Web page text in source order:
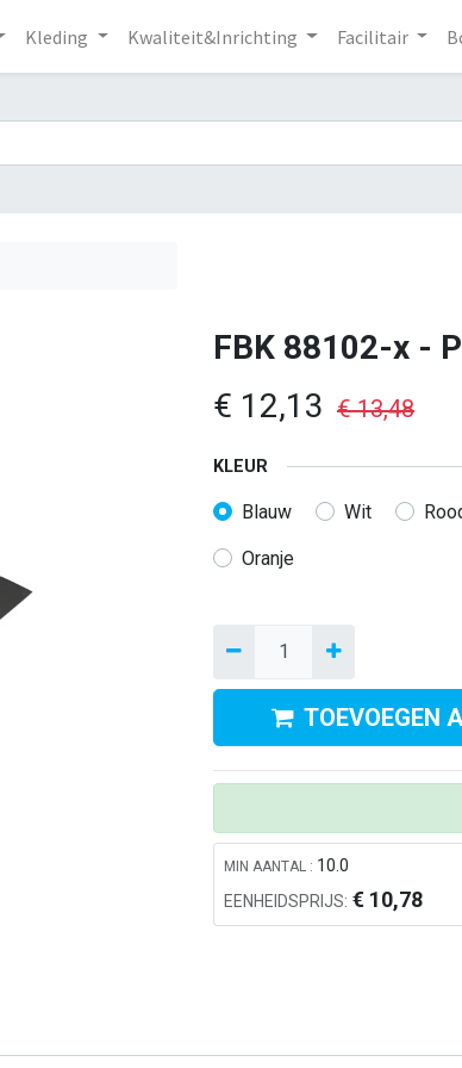
Kleding Kwaliteit&Inrichting Facilitair
FBK 88102-x -
€ 12,13 €13,48
KLEUR
Blauw Wit
Oranje
TOEVOEGEN
MIN AANTAL : 10.0
EENHEIDSPRIJS: € 10,78
Kom in contact met ons